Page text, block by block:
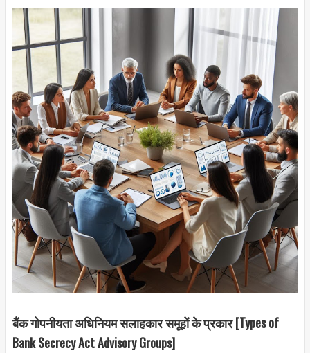
बैंक गोपनीयता अधिनियम सलाहकार समूहों के प्रकार [Types of
Bank Secrecy Act Advisory Groups]